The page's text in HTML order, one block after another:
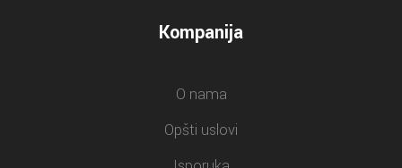
Kompanija
O nama
Opšti uslovi